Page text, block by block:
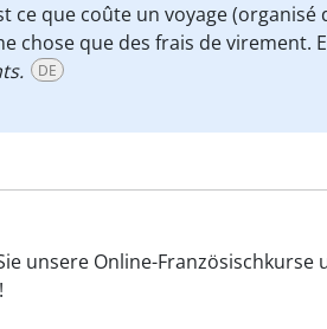
ce que coûte un voyage (organisé
chose que des frais de virement.
DE
unsere Online-Französischkurse